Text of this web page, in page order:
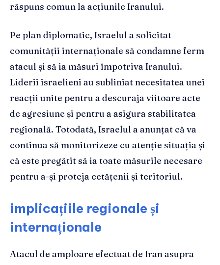
răspuns comun la acțiunile Iranului.
Pe plan diplomatic, Israelul a solicitat
comunității internaționale să condamne ferm
atacul și să ia măsuri împotriva Iranului.
Liderii israelieni au subliniat necesitatea unei
reacții unite pentru a descuraja viitoare acte
de agresiune și pentru a asigura stabilitatea
regională. Totodată, Israelul a anunțat că va
continua să monitorizeze cu atenție situația și
că este pregătit să ia toate măsurile necesare
pentru a-și proteja cetățenii și teritoriul.
implicațiile regionale și
internaționale
Atacul de amploare efectuat de Iran asupra